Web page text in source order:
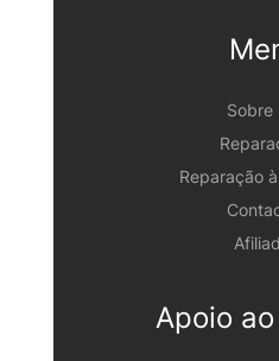
Sobre
Reparação
Apoio